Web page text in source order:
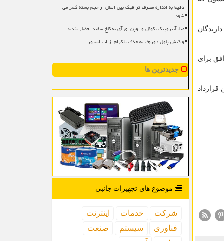
با توافق برای
قرارداد
دقیقا به اندازه مصرف ترافیک بین الملل از حجم بسته کسر می
شود
متا، آنتروپیک، گوگل و اوپن ای آی به کاخ سفید احضار شدند
واکنش پاول دوروف به حذف تلگرام از اپ استور
جدیدترین ها
موضوع های تجهیزات جانبی
شركت خدمات
اینترنت
فناوری
سیستم
صنعت